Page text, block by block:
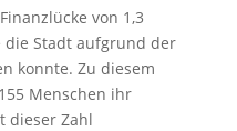
von 1,3
die Stadt aufgrund der
konnte. Zu diesem
Menschen ihr
dieser Zahl